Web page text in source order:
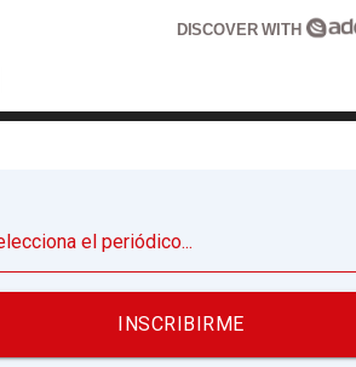
DISCOVER WITH
INSCRIBIRME